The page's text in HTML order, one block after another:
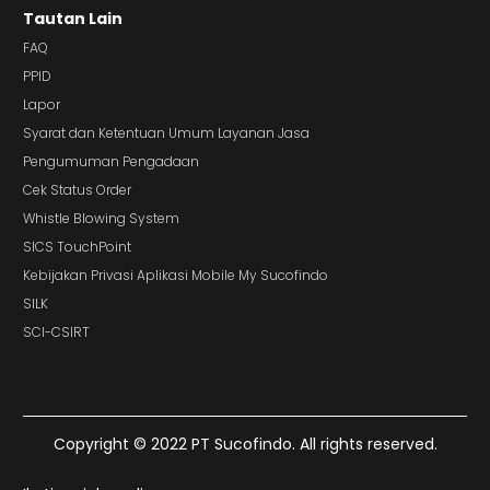
Tautan Lain
FAQ
PPID
Lapor
Syarat dan Ketentuan Umum Layanan Jasa
Pengumuman Pengadaan
Cek Status Order
Whistle Blowing System
SICS TouchPoint
Kebijakan Privasi Aplikasi Mobile My Sucofindo
SILK
SCI-CSIRT
Copyright © 2022 PT Sucofindo. All rights reserved.